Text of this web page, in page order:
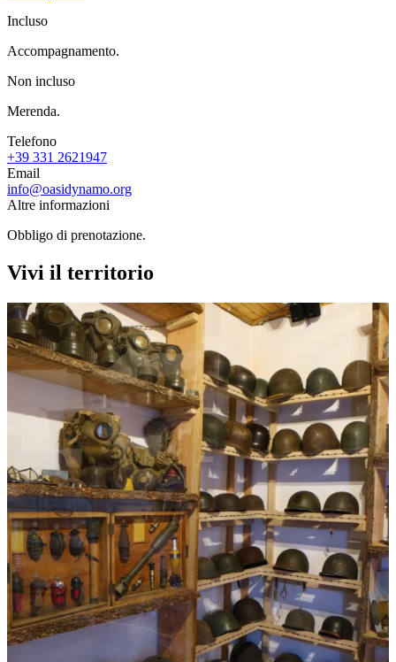
Incluso
Accompagnamento.
Non incluso
Merenda.
Telefono
+39 331 2621947
Email
info@oasidynamo.org
Altre informazioni
Obbligo di prenotazione.
Vivi il territorio
Musei
Museo dello Sci di Abetone
Abetone Cutigliano